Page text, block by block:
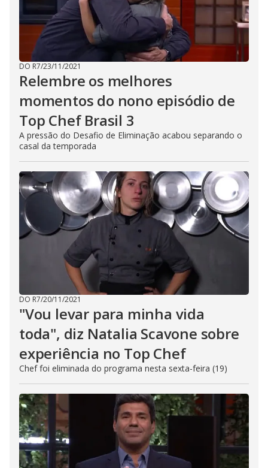
DO R7/23/11/2021
Relembre os melhores
momentos do nono episódio de
Top Chef Brasil 3
A pressão do Desafio de Eliminação acabou separando o
casal da temporada
DO R7/20/11/2021
"Vou levar para minha vida
toda", diz Natalia Scavone sobre
experiência no Top Chef
Chef foi eliminada do programa nesta sexta-feira (19)